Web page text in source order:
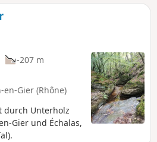
-207 m
Gier (Rhône)
durch Unterholz
Gier und Échalas,